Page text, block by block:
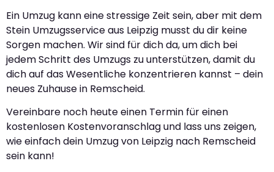
Ein Umzug kann eine stressige Zeit sein, aber mit dem
Stein Umzugsservice aus Leipzig musst du dir keine
Sorgen machen. Wir sind für dich da, um dich bei
jedem Schritt des Umzugs zu unterstützen, damit du
dich auf das Wesentliche konzentrieren kannst – dein
neues Zuhause in Remscheid.
Vereinbare noch heute einen Termin für einen
kostenlosen Kostenvoranschlag und lass uns zeigen,
wie einfach dein Umzug von Leipzig nach Remscheid
sein kann!